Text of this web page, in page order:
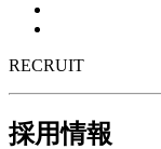
RECRUIT
採用情報